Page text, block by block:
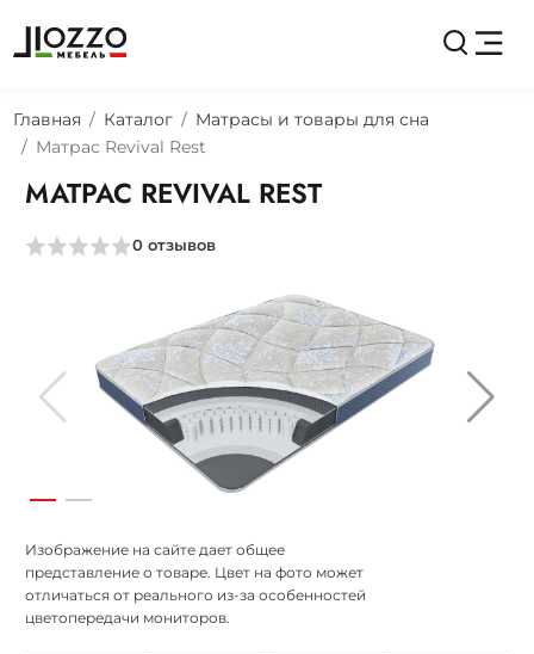
Главная Каталог
Матрасы и товары для сна
Матрас Revival Rest
МАТРАС REVIVAL REST
0 отзывов
Изображение на сайте дает общее
представление о товаре. Цвет на фото может
отличаться от реального из-за особенностей
цветопередачи мониторов.